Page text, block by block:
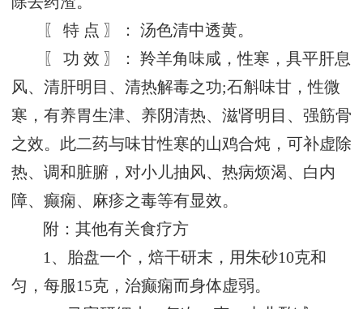
〖 特 点 〗： 汤色清中透黄。
〖 功 效 〗： 羚羊角味咸，性寒，具平肝息
风、清肝明目、清热解毒之功;石斛味甘，性微
寒，有养胃生津、养阴清热、滋肾明目、强筋骨
之效。此二药与味甘性寒的山鸡合炖，可补虚除
热、调和脏腑，对小儿抽风、热病烦渴、白内
障、癫痫、麻疹之毒等有显效。
附：其他有关食疗方
1、胎盘一个，焙干研末，用朱砂10克和
匀，每服15克，治癫痫而身体虚弱。